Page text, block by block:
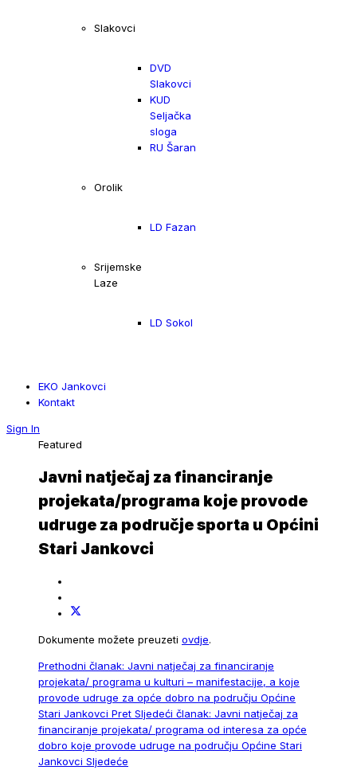
Slakovci
DVD
Slakovci
KUD
Seljačka
sloga
RU Šaran
Orolik
LD Fazan
Srijemske
Laze
LD Sokol
EKO Jankovci
Kontakt
Sign In
Featured
Javni natječaj za financiranje
projekata/programa koje provode
udruge za područje sporta u Općini
Stari Jankovci
Dokumente možete preuzeti ovdje.
Prethodni članak: Javni natječaj za financiranje
projekata/ programa u kulturi – manifestacije, a koje
provode udruge za opće dobro na području Općine
Stari Jankovci Pret Sljedeći članak: Javni natječaj za
financiranje projekata/ programa od interesa za opće
dobro koje provode udruge na području Općine Stari
Jankovci Sljedeće